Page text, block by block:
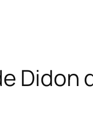
Didon